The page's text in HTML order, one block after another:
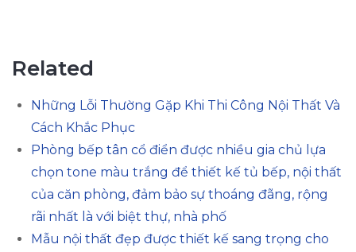
Related
Những Lỗi Thường Gặp Khi Thi Công Nội Thất Và
Cách Khắc Phục
Phòng bếp tân cổ điển được nhiều gia chủ lựa
chọn tone màu trắng để thiết kế tủ bếp, nội thất
của căn phòng, đảm bảo sự thoáng đãng, rộng
rãi nhất là với biệt thự, nhà phố
Mẫu nội thất đẹp được thiết kế sang trọng cho